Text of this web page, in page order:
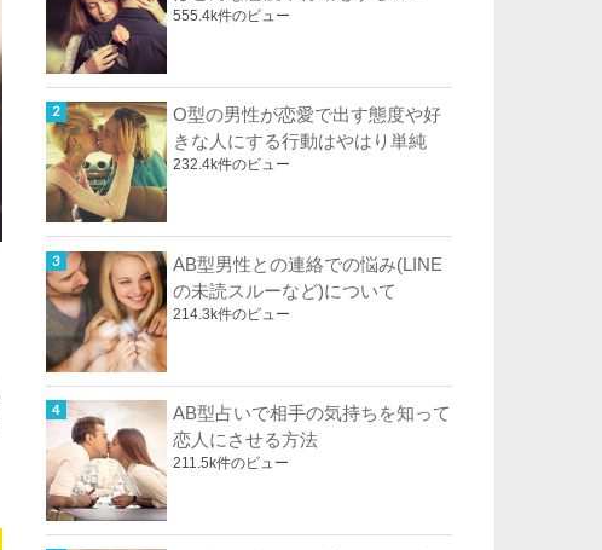
555.4k件のビュー
O型の男性が恋愛で出す態度や好
きな人にする行動はやはり単純
232.4k件のビュー
AB型男性との連絡での悩み(LINE
の未読スルーなど)について
214.3k件のビュー
AB型占いで相手の気持ちを知って
恋人にさせる方法
211.5k件のビュー